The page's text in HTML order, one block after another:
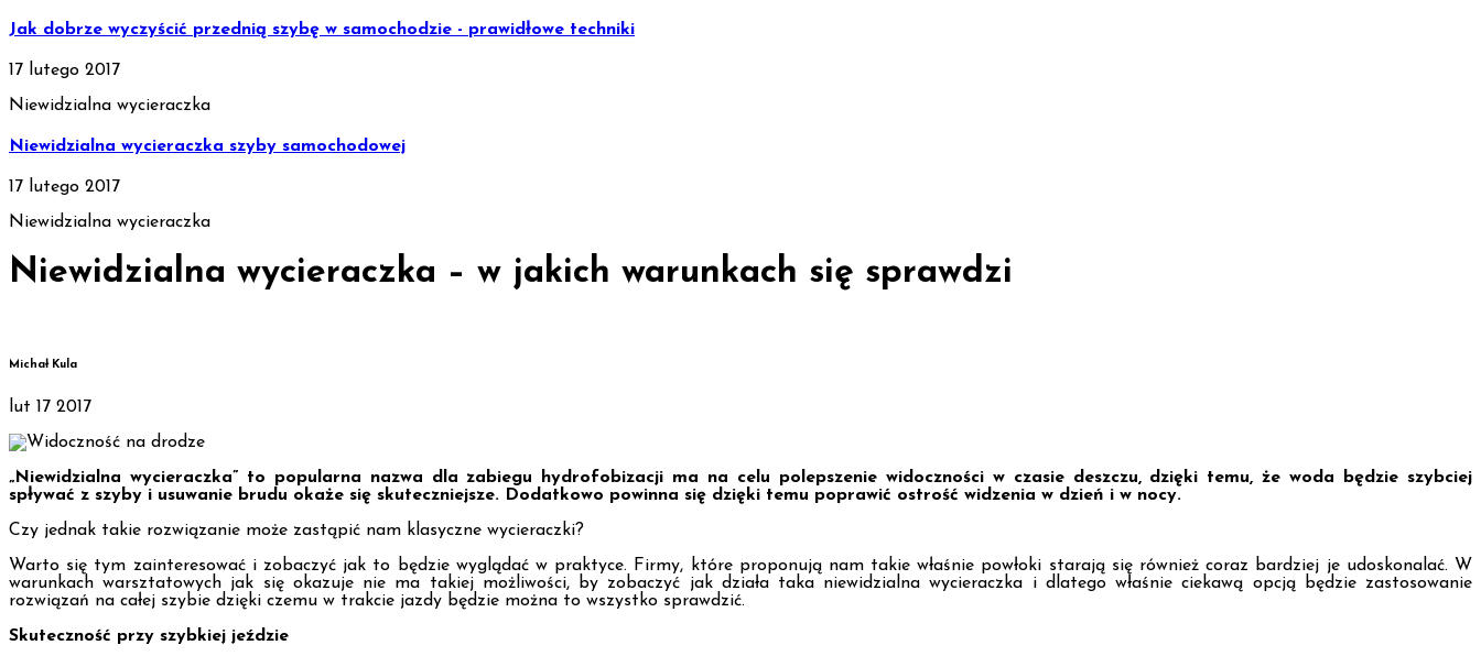
Jak dobrze wyczyścić przednią szybę w samochodzie - prawidłowe techniki
17 lutego 2017
Niewidzialna wycieraczka
Niewidzialna wycieraczka szyby samochodowej
17 lutego 2017
Niewidzialna wycieraczka
Niewidzialna wycieraczka – w jakich warunkach się sprawdzi
Michał Kula
lut 17 2017
„Niewidzialna wycieraczka” to popularna nazwa dla zabiegu hydrofobizacji ma na celu polepszenie widoczności w czasie deszczu, dzięki temu, że woda będzie szybciej
spływać z szyby i usuwanie brudu okaże się skuteczniejsze. Dodatkowo powinna się dzięki temu poprawić ostrość widzenia w dzień i w nocy.
Czy jednak takie rozwiązanie może zastąpić nam klasyczne wycieraczki?
Warto się tym zainteresować i zobaczyć jak to będzie wyglądać w praktyce. Firmy, które proponują nam takie właśnie powłoki starają się również coraz bardziej je udoskonalać. W
warunkach warsztatowych jak się okazuje nie ma takiej możliwości, by zobaczyć jak działa taka niewidzialna wycieraczka i dlatego właśnie ciekawą opcją będzie zastosowanie
rozwiązań na całej szybie dzięki czemu w trakcie jazdy będzie można to wszystko sprawdzić.
Skuteczność przy szybkiej jeździe